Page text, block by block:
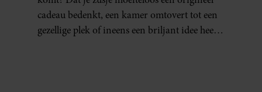
cadeau bedenkt, een kamer omtovert tot een
gezellige plek of ineens een briljant idee heeft